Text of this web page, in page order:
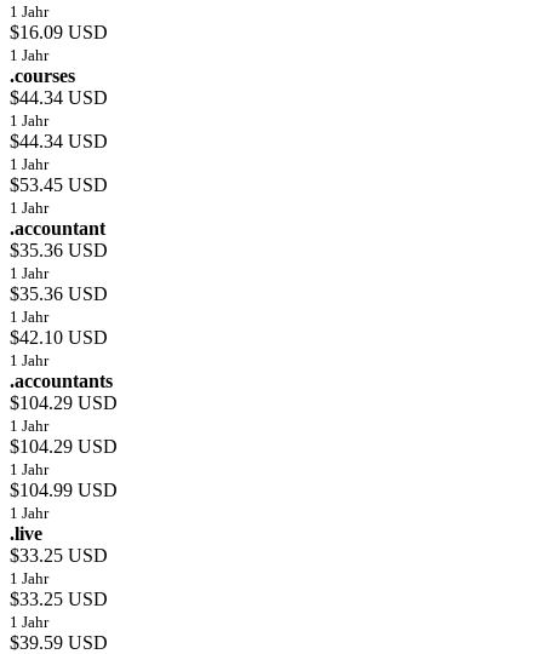
1 Jahr
$16.09 USD
1 Jahr
.courses
$44.34 USD
1 Jahr
$44.34 USD
1 Jahr
$53.45 USD
1 Jahr
.accountant
$35.36 USD
1 Jahr
$35.36 USD
1 Jahr
$42.10 USD
1 Jahr
.accountants
$104.29 USD
1 Jahr
$104.29 USD
1 Jahr
$104.99 USD
1 Jahr
.live
$33.25 USD
1 Jahr
$33.25 USD
1 Jahr
$39.59 USD